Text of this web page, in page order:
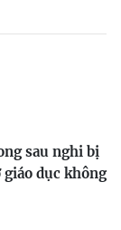
sau nghi bị
giáo dục không